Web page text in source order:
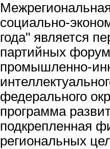
социально-
года" является
партийных
промышленно-
федерального
программа
подкрепленная
региональных